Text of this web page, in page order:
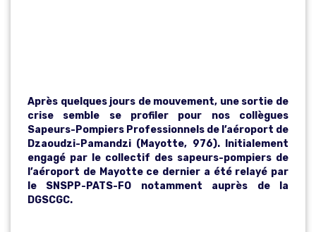
Après quelques jours de mouvement, une sortie de
crise semble se profiler pour nos collègues
Sapeurs-Pompiers Professionnels de l’aéroport de
Dzaoudzi-Pamandzi (Mayotte, 976). Initialement
engagé par le collectif des sapeurs-pompiers de
l’aéroport de Mayotte ce dernier a été relayé par
le SNSPP-PATS-FO notamment auprès de la
DGSCGC.